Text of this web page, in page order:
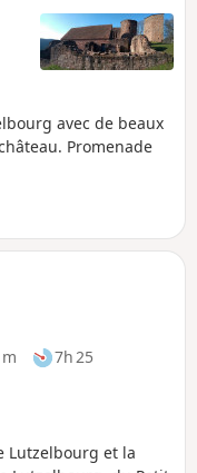
avec de beaux
Promenade
7h 25
Lutzelbourg et la